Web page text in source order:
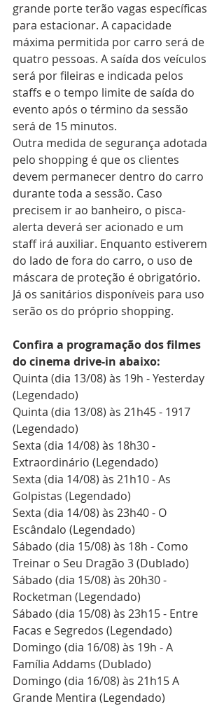
grande porte terão vagas específicas
para estacionar. A capacidade
máxima permitida por carro será de
quatro pessoas. A saída dos veículos
será por fileiras e indicada pelos
staffs e o tempo limite de saída do
evento após o término da sessão
será de 15 minutos.
Outra medida de segurança adotada
pelo shopping é que os clientes
devem permanecer dentro do carro
durante toda a sessão. Caso
precisem ir ao banheiro, o pisca-
alerta deverá ser acionado e um
staff irá auxiliar. Enquanto estiverem
do lado de fora do carro, o uso de
máscara de proteção é obrigatório.
Já os sanitários disponíveis para uso
serão os do próprio shopping.
Confira a programação dos filmes
do cinema drive-in abaixo:
Quinta (dia 13/08) às 19h - Yesterday
(Legendado)
Quinta (dia 13/08) às 21h45 - 1917
(Legendado)
Sexta (dia 14/08) às 18h30 -
Extraordinário (Legendado)
Sexta (dia 14/08) às 21h10 - As
Golpistas (Legendado)
Sexta (dia 14/08) às 23h40 - O
Escândalo (Legendado)
Sábado (dia 15/08) às 18h - Como
Treinar o Seu Dragão 3 (Dublado)
Sábado (dia 15/08) às 20h30 -
Rocketman (Legendado)
Sábado (dia 15/08) às 23h15 - Entre
Facas e Segredos (Legendado)
Domingo (dia 16/08) às 19h - A
Família Addams (Dublado)
Domingo (dia 16/08) às 21h15 A
Grande Mentira (Legendado)